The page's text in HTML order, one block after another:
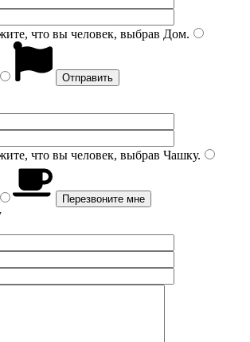
что вы человек, выбрав Дом.
что вы человек, выбрав Чашку.